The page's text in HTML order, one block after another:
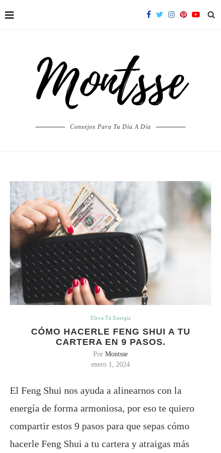
Consejos Para Tu Día A Día
Eleva Tú Energía
CÓMO HACERLE FENG SHUI A TU
CARTERA EN 9 PASOS.
Por Montsse
enero 1, 2024
El Feng Shui nos ayuda a alinearnos con la
energía de forma armoniosa, por eso te quiero
compartir estos 9 pasos para que sepas cómo
hacerle Feng Shui a tu cartera y atraigas más